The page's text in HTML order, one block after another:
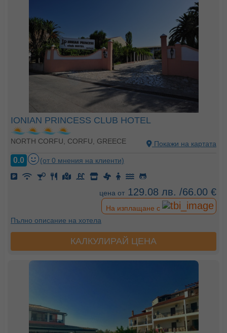
IONIAN PRINCESS CLUB HOTEL
NORTH CORFU, CORFU, GREECE Покажи на картата
0.0 (от 0 мнения на клиенти)
цена от 129.08 лв. /66.00 €
На изплащане с
Пълно описание на хотела
КАЛКУЛИРАЙ ЦЕНА